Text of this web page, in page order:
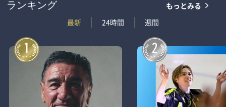
ランキング
最新
24時間 週間
もっとみる
1 2